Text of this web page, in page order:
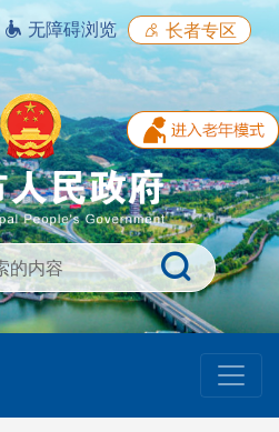
无障碍浏览 长者专区